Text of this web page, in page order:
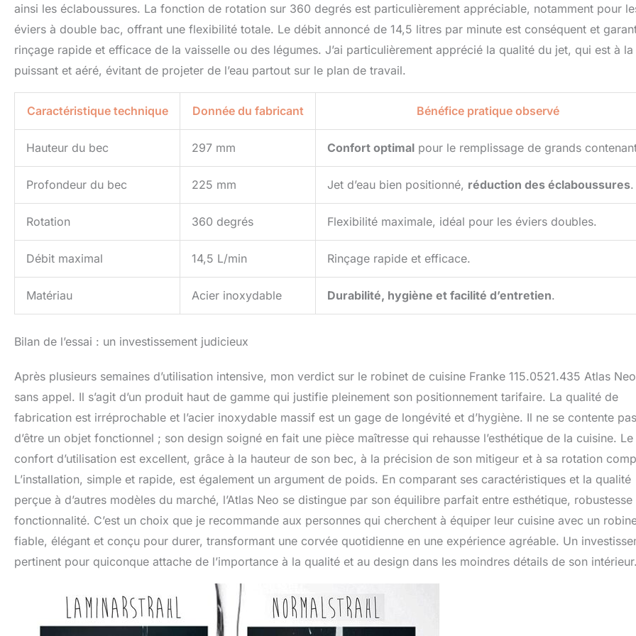
ainsi les éclaboussures. La fonction de rotation sur 360 degrés est particulièrement appréciable, notamment pour
éviers à double bac, offrant une flexibilité totale. Le débit annoncé de 14,5 litres par minute est conséquent et
rinçage rapide et efficace de la vaisselle ou des légumes. J’ai particulièrement apprécié la qualité du jet, qui est à
puissant et aéré, évitant de projeter de l’eau partout sur le plan de travail.
Caractéristique technique Donnée du fabricant Bénéfice pratique observé
Hauteur du bec 297 mm Confort optimal pour le remplissage de grands
Profondeur du bec 225 mm Jet d’eau bien positionné, réduction des éclaboussures.
Rotation 360 degrés Flexibilité maximale, idéal pour les éviers doubles.
Débit maximal 14,5 L/min Rinçage rapide et efficace.
Matériau Acier inoxydable Durabilité, hygiène et facilité d’entretien.
Bilan de l’essai : un investissement judicieux
Après plusieurs semaines d’utilisation intensive, mon verdict sur le robinet de cuisine Franke 115.0521.435 Atlas
sans appel. Il s’agit d’un produit haut de gamme qui justifie pleinement son positionnement tarifaire. La qualité de
fabrication est irréprochable et l’acier inoxydable massif est un gage de longévité et d’hygiène. Il ne se contente pas
d’être un objet fonctionnel ; son design soigné en fait une pièce maîtresse qui rehausse l’esthétique de la cuisine. Le
confort d’utilisation est excellent, grâce à la hauteur de son bec, à la précision de son mitigeur et à sa rotation
L’installation, simple et rapide, est également un argument de poids. En comparant ses caractéristiques et la qualité
perçue à d’autres modèles du marché, l’Atlas Neo se distingue par son équilibre parfait entre esthétique, robustesse
fonctionnalité. C’est un choix que je recommande aux personnes qui cherchent à équiper leur cuisine avec un
fiable, élégant et conçu pour durer, transformant une corvée quotidienne en une expérience agréable. Un
pertinent pour quiconque attache de l’importance à la qualité et au design dans les moindres détails de son intérieur.